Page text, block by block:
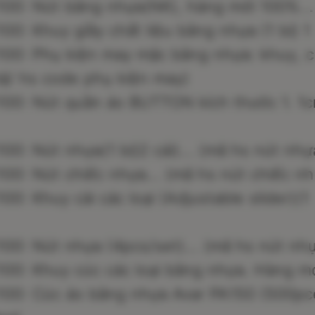
Nút quần áo BUTTON kích thước 1.
Nút nhựa(1 bộ2 cái)... (mã hs nút
Nút nhựa (4pcs/set)... (mã hs nút
Khuy cúc các loại bằng nhựa. Hàng
Cúc áo bằng nhựa Avar PA150